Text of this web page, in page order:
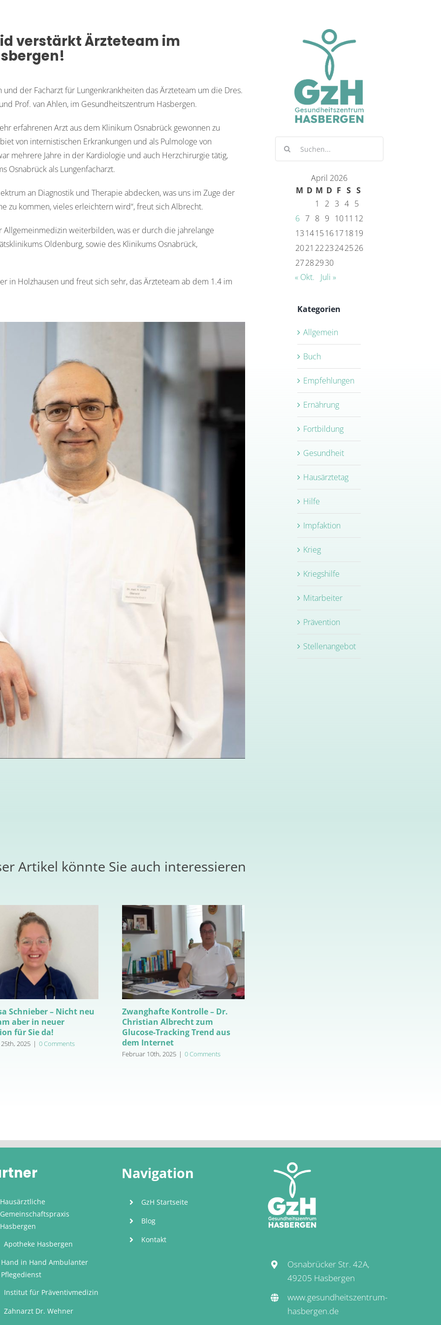
verstärkt Ärzteteam im
der Facharzt für Lungenkrankheiten das Ärzteteam um die Dres.
Prof. van Ahlen, im Gesundheitszentrum Hasbergen.
erfahrenen Arzt aus dem Klinikum Osnabrück gewonnen zu
von internistischen Erkrankungen und als Pulmologe von
mehrere Jahre in der Kardiologie und auch Herzchirurgie tätig,
Osnabrück als Lungenfacharzt.
an Diagnostik und Therapie abdecken, was uns im Zuge der
zu kommen, vieles erleichtern wird“, freut sich Albrecht.
weiterbilden, was er durch die jahrelange
Oldenburg, sowie des Klinikums Osnabrück,
in Holzhausen und freut sich sehr, das Ärzteteam ab dem 1.4 im
April 2026
M D M D F S S
1
2 3 4 5
6 7 8 9 1011 12
13141516171819
2021 2223242526
27282930
« Okt.
Juli »
Kategorien
Allgemein
Buch
Empfehlungen
Ernährung
Fortbildung
Gesundheit
Hausärztetag
Hilfe
Impfaktion
Krieg
Kriegshilfe
Mitarbeiter
Prävention
Stellenangebot
Artikel könnte Sie auch interessieren
Schnieber – Nicht neu
aber in neuer
für Sie da!
2025 | 0 Comments
Zwanghafte Kontrolle – Dr.
Christian Albrecht zum
Glucose-Tracking Trend aus
dem Internet
Februar 10th, 2025 | 0 Comments
Hausärztliche
Gemeinschaftspraxis
Hasbergen
Apotheke Hasbergen
Hand in Hand Ambulanter
Pflegedienst
Institut für Präventivmedizin
Zahnarzt Dr. Wehner
Navigation
GzH Startseite
Blog
Kontakt
Osnabrücker Str. 42A,
49205 Hasbergen
www.gesundheitszentrum-
hasbergen.de